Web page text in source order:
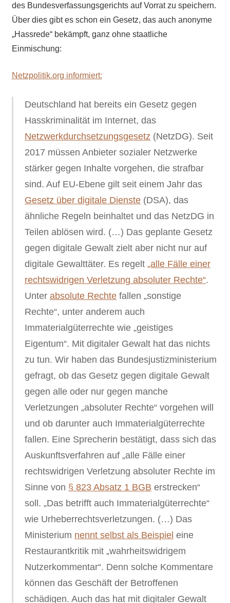
des Bundesverfassungsgerichts auf Vorrat zu speichern.
Über dies gibt es schon ein Gesetz, das auch anonyme
„Hassrede“ bekämpft, ganz ohne staatliche
Einmischung:
Netzpolitik.org informiert:
Deutschland hat bereits ein Gesetz gegen
Hasskriminalität im Internet, das
Netzwerkdurchsetzungsgesetz (NetzDG). Seit
2017 müssen Anbieter sozialer Netzwerke
stärker gegen Inhalte vorgehen, die strafbar
sind. Auf EU-Ebene gilt seit einem Jahr das
Gesetz über digitale Dienste (DSA), das
ähnliche Regeln beinhaltet und das NetzDG in
Teilen ablösen wird. (…) Das geplante Gesetz
gegen digitale Gewalt zielt aber nicht nur auf
digitale Gewalttäter. Es regelt „alle Fälle einer
rechtswidrigen Verletzung absoluter Rechte“.
Unter absolute Rechte fallen „sonstige
Rechte“, unter anderem auch
Immaterialgüterrechte wie „geistiges
Eigentum“. Mit digitaler Gewalt hat das nichts
zu tun. Wir haben das Bundesjustizministerium
gefragt, ob das Gesetz gegen digitale Gewalt
gegen alle oder nur gegen manche
Verletzungen „absoluter Rechte“ vorgehen will
und ob darunter auch Immaterialgüterrechte
fallen. Eine Sprecherin bestätigt, dass sich das
Auskunftsverfahren auf „alle Fälle einer
rechtswidrigen Verletzung absoluter Rechte im
Sinne von § 823 Absatz 1 BGB erstrecken“
soll. „Das betrifft auch Immaterialgüterrechte“
wie Urheberrechtsverletzungen. (…) Das
Ministerium nennt selbst als Beispiel eine
Restaurantkritik mit „wahrheitswidrigem
Nutzerkommentar“. Denn solche Kommentare
können das Geschäft der Betroffenen
schädigen. Auch das hat mit digitaler Gewalt